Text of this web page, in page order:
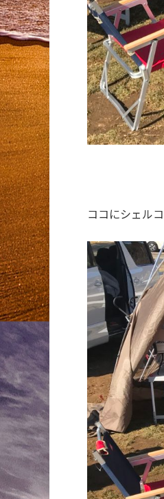
ココにシェル